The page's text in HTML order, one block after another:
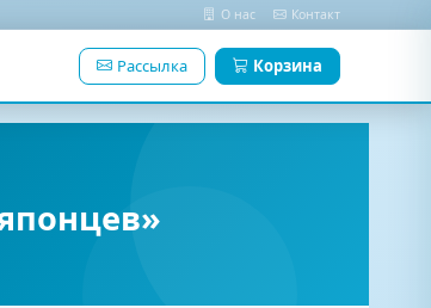
О нас Контакт
Рассылка Корзина